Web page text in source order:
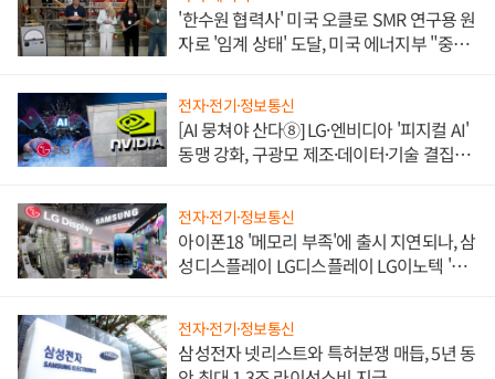
'한수원 협력사' 미국 오클로 SMR 연구용 원
자로 '임계 상태' 도달, 미국 에너지부 "중요
전자·전기·정보통신
[AI 뭉쳐야 산다⑧] LG·엔비디아 '피지컬 AI'
동맹 강화, 구광모 제조·데이터·기술 결집
전자·전기·정보통신
아이폰18 '메모리 부족'에 출시 지연되나, 삼
성디스플레이 LG디스플레이 LG이노텍 '탈
전자·전기·정보통신
삼성전자 넷리스트와 특허분쟁 매듭, 5년 동